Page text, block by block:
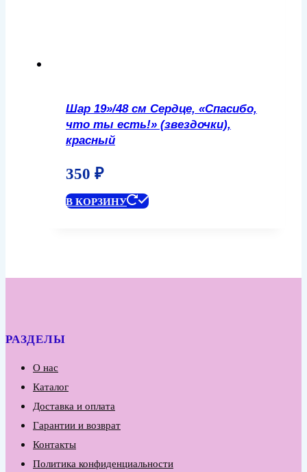
Шар 19»/48 см Сердце, «Спасибо,
что ты есть!» (звездочки),
красный
350 ₽
В КОРЗИНУ
РАЗДЕЛЫ
О нас
Каталог
Доставка и оплата
Гарантии и возврат
Контакты
Политика конфиденциальности